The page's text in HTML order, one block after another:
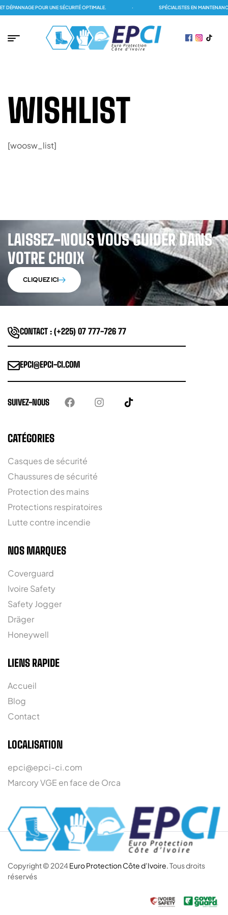
DÉPANNAGE POUR UNE SÉCURITÉ OPTIMALE. SPÉCIALISTES EN
WISHLIST
[woosw_list]
LAISSEZ-NOUS VOUS GUIDER DANS
VOTRE CHOIX
CLIQUEZ ICI
CONTACT : (+225) 07 777-726 77
EPCI@EPCI-CI.COM
SUIVEZ-NOUS
CATÉGORIES
Casques de sécurité
Chaussures de sécurité
Protection des mains
Protections respiratoires
Lutte contre incendie
NOS MARQUES
Coverguard
Ivoire Safety
Safety Jogger
Dräger
Honeywell
LIENS RAPIDE
Accueil
Blog
Contact
LOCALISATION
epci@epci-ci.com
Marcory VGE en face de Orca
Copyright © 2024 Euro Protection Côte d’Ivoire.Tous droits
réservés